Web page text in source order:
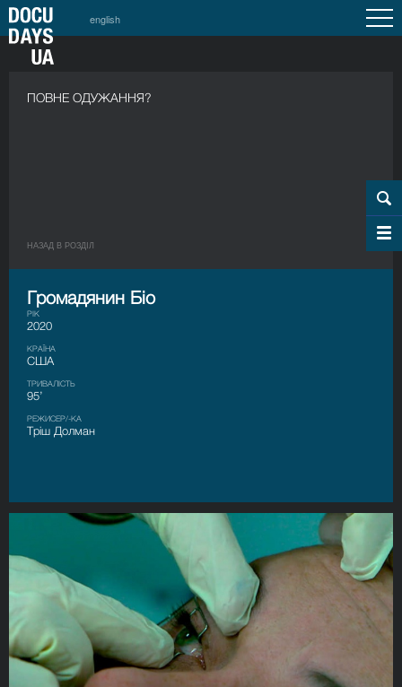
english
ПОВНЕ ОДУЖАННЯ?
НАЗАД В РОЗДIЛ
Громадянин Біо
РІК
2020
КРАЇНА
США
ТРИВАЛІСТЬ
95’
РЕЖИСЕР/-КА
Тріш Долман